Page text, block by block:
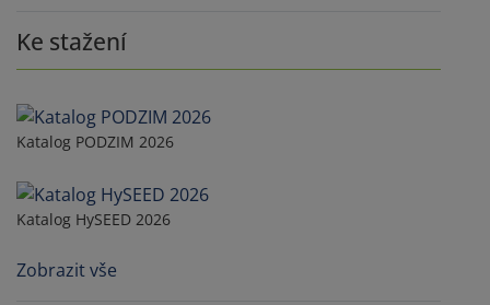
Ke stažení
Katalog PODZIM 2026
Katalog HySEED 2026
Zobrazit vše